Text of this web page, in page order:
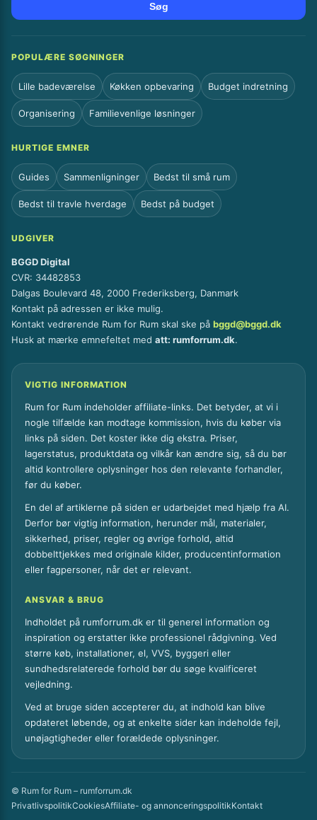
Søg
POPULÆRE SØGNINGER
Lille badeværelse Køkken opbevaring Budget indretning
Organisering Familievenlige løsninger
HURTIGE EMNER
Guides Sammenligninger Bedst til små rum
Bedst til travle hverdage Bedst på budget
UDGIVER
BGGD Digital
CVR: 34482853
Dalgas Boulevard 48, 2000 Frederiksberg, Danmark
Kontakt på adressen er ikke mulig.
Kontakt vedrørende Rum for Rum skal ske på bggd@bggd.dk
Husk at mærke emnefeltet med att: rumforrum.dk.
VIGTIG INFORMATION
Rum for Rum indeholder affiliate-links. Det betyder, at vi i
nogle tilfælde kan modtage kommission, hvis du køber via
links på siden. Det koster ikke dig ekstra. Priser,
lagerstatus, produktdata og vilkår kan ændre sig, så du bør
altid kontrollere oplysninger hos den relevante forhandler,
før du køber.
En del af artiklerne på siden er udarbejdet med hjælp fra AI.
Derfor bør vigtig information, herunder mål, materialer,
sikkerhed, priser, regler og øvrige forhold, altid
dobbelttjekkes med originale kilder, producentinformation
eller fagpersoner, når det er relevant.
ANSVAR & BRUG
Indholdet på rumforrum.dk er til generel information og
inspiration og erstatter ikke professionel rådgivning. Ved
større køb, installationer, el, VVS, byggeri eller
sundhedsrelaterede forhold bør du søge kvalificeret
vejledning.
Ved at bruge siden accepterer du, at indhold kan blive
opdateret løbende, og at enkelte sider kan indeholde fejl,
unøjagtigheder eller forældede oplysninger.
© Rum for Rum – rumforrum.dk
PrivatlivspolitikCookiesAffiliate- og annonceringspolitikKontakt